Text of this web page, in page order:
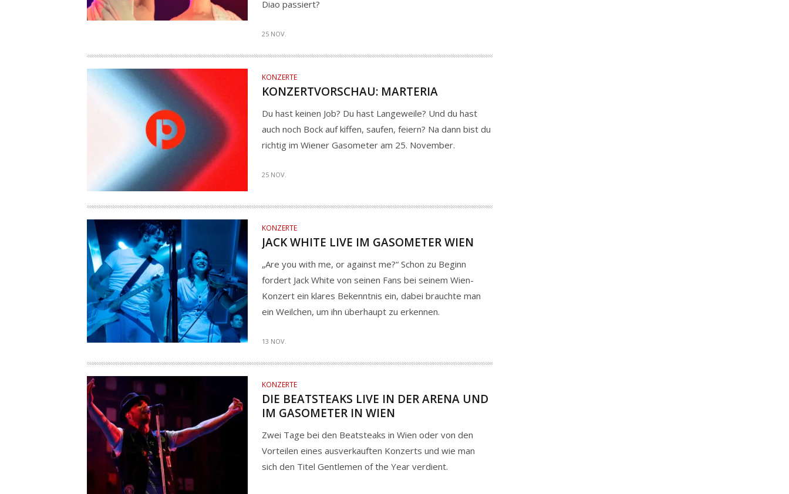
Diao passiert?
25 NOV.
KONZERTE
KONZERTVORSCHAU: MARTERIA
Du hast keinen Job? Du hast Langeweile? Und du hast
auch noch Bock auf kiffen, saufen, feiern? Na dann bist du
richtig im Wiener Gasometer am 25. November.
25 NOV.
KONZERTE
JACK WHITE LIVE IM GASOMETER WIEN
„Are you with me, or against me?“ Schon zu Beginn
fordert Jack White von seinen Fans bei seinem Wien-
Konzert ein klares Bekenntnis ein, dabei brauchte man
ein Weilchen, um ihn überhaupt zu erkennen.
13 NOV.
KONZERTE
DIE BEATSTEAKS LIVE IN DER ARENA UND
IM GASOMETER IN WIEN
Zwei Tage bei den Beatsteaks in Wien oder von den
Vorteilen eines ausverkauften Konzerts und wie man
sich den Titel Gentlemen of the Year verdient.